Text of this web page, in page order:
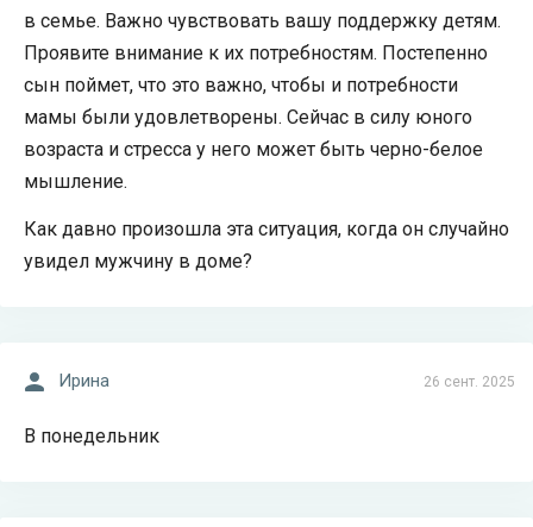
в семье. Важно чувствовать вашу поддержку детям.
Проявите внимание к их потребностям. Постепенно
сын поймет, что это важно, чтобы и потребности
мамы были удовлетворены. Сейчас в силу юного
возраста и стресса у него может быть черно-белое
мышление.
Как давно произошла эта ситуация, когда он случайно
увидел мужчину в доме?
26 сент. 2025
Ирина
В понедельник